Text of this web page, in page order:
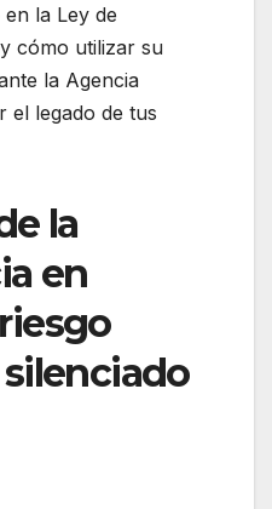
la Ley de
cómo utilizar su
la Agencia
el legado de tus
la
en